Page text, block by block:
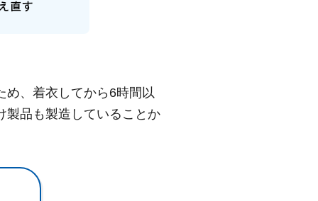
め、着衣してから6時間以
製品も製造していることか